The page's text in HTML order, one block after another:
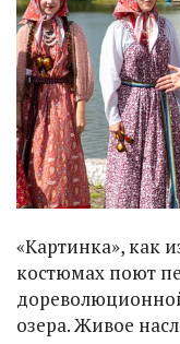
«Картинка», как
костюмах поют
озера. Живое